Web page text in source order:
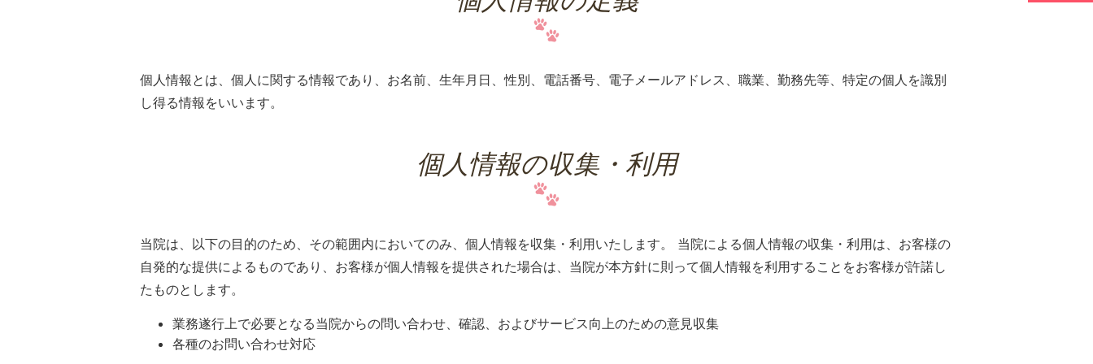
個人情報とは、個人に関する情報であり、お名前、生年月日、性別、電話番号、電子メールアドレス、職業、勤務先等、特定の個人を識別
し得る情報をいいます。
個人情報の収集・利用
当院は、以下の目的のため、その範囲内においてのみ、個人情報を収集・利用いたします。 当院による個人情報の収集・利用は、お客様の
自発的な提供によるものであり、お客様が個人情報を提供された場合は、当院が本方針に則って個人情報を利用することをお客様が許諾し
たものとします。
業務遂行上で必要となる当院からの問い合わせ、確認、およびサービス向上のための意見収集
各種のお問い合わせ対応